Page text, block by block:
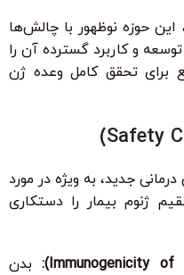
حوزه نوظهور با چالش‌ها
و کاربرد گسترده آن را
برای تحقق کامل وعده ژن
جدید، به ویژه در مورد
ژنوم بیمار را دستکاری
بدن